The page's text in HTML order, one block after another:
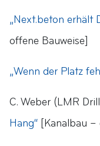
„Next.beton erhält
offene Bauweise]
„Wenn der Platz
C. Weber (LMR
Hang“ [Kanalbau –